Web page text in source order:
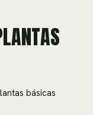
básicas